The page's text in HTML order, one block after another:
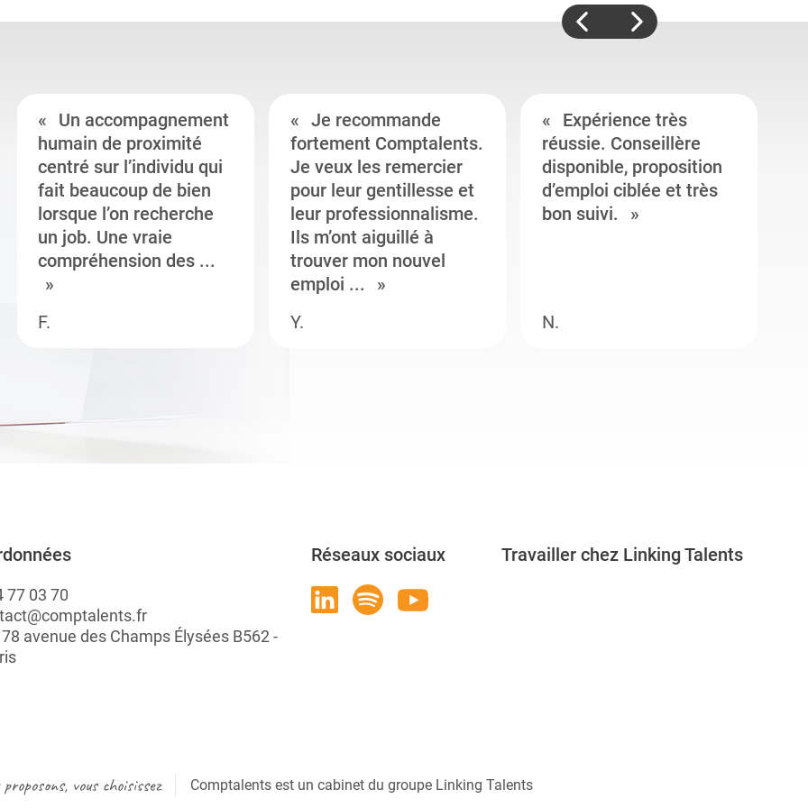
Un accompagnement
humain de proximité
centré sur l’individu qui
fait beaucoup de bien
lorsque l’on recherche
un job. Une vraie
compréhension des ...
F.
Je recommande
fortement Comptalents.
Je veux les remercier
pour leur gentillesse et
leur professionnalisme.
Ils m’ont aiguillé à
trouver mon nouvel
emploi ...
Y.
Expérience très
réussie. Conseillère
disponible, proposition
d’emploi ciblée et très
bon suivi.
N.
77 03 70
avenue des Champs Élysées B562 -
Réseaux sociaux Travailler chez Linking Talents
vous choisissez Comptalents est un cabinet du groupe Linking Talents